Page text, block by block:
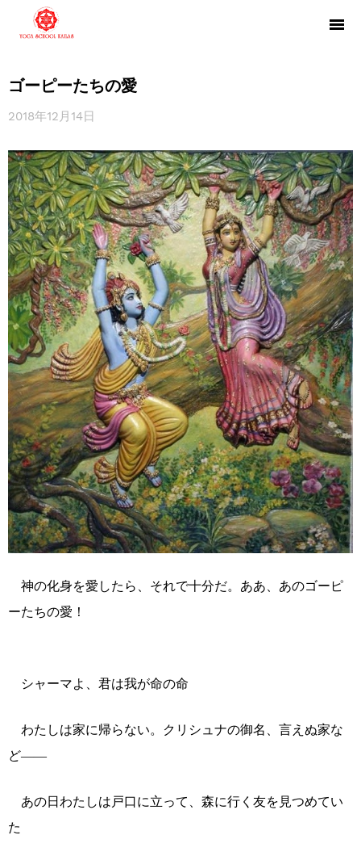
ゴーピーたちの愛
2018年12月14日
神の化身を愛したら、それで十分だ。ああ、あのゴーピ
ーたちの愛！
シャーマよ、君は我が命の命
わたしは家に帰らない。クリシュナの御名、言えぬ家な
ど――
あの日わたしは戸口に立って、森に行く友を見つめてい
た